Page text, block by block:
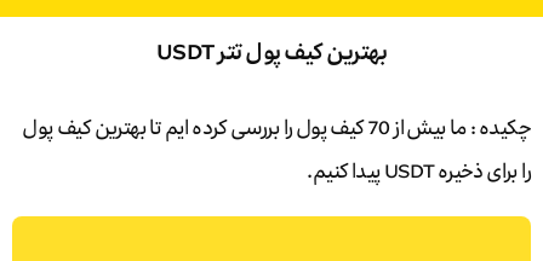
بهترین کیف پول تتر USDT
چکیده : ما بیش از 70 کیف پول را بررسی کرده ایم تا بهترین کیف پول
را برای ذخیره USDT پیدا کنیم.